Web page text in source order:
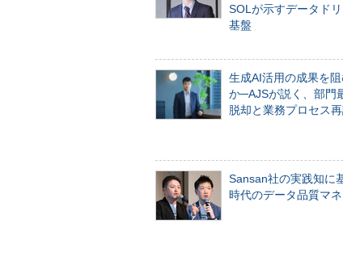
SOLが示すデータド
基盤
生成AI活用の成果を
か─AJSが説く、部門
脱却と業務プロセス
Sansan社の実践知に
時代のデータ品質マ